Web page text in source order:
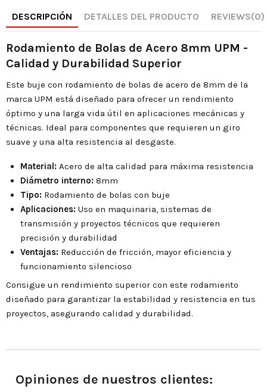
DESCRIPCIÓN DETALLES DEL PRODUCTO REVIEWS(0)
Rodamiento de Bolas de Acero 8mm UPM -
Calidad y Durabilidad Superior
Este buje con rodamiento de bolas de acero de 8mm de la
marca UPM está diseñado para ofrecer un rendimiento
óptimo y una larga vida útil en aplicaciones mecánicas y
técnicas. Ideal para componentes que requieren un giro
suave y una alta resistencia al desgaste.
Material: Acero de alta calidad para máxima resistencia
Diámetro interno: 8mm
Tipo: Rodamiento de bolas con buje
Aplicaciones: Uso en maquinaria, sistemas de
transmisión y proyectos técnicos que requieren
precisión y durabilidad
Ventajas: Reducción de fricción, mayor eficiencia y
funcionamiento silencioso
Consigue un rendimiento superior con este rodamiento
diseñado para garantizar la estabilidad y resistencia en tus
proyectos, asegurando calidad y durabilidad.
Opiniones de nuestros clientes: